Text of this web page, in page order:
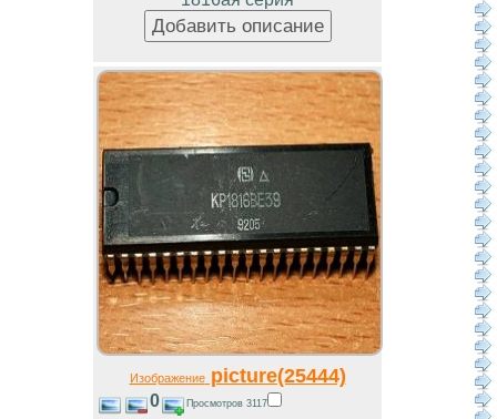
Изображениеpicture(25444)
0 Просмотров 3117